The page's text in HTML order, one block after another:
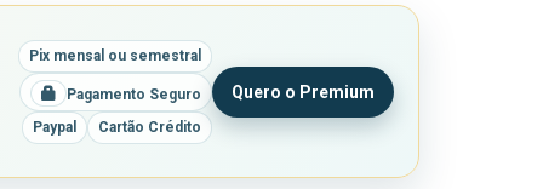
Pix mensal ou semestral
Pagamento Seguro
Paypal
Cartão Crédito
Quero o Premium